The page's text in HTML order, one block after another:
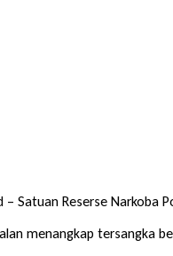
– Satuan Reserse
menangkap tersangka